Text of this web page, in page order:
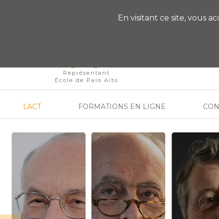
Représentant
École de Palo Alto
VOUS AVEZ DES
LACT FORMATIONS EN LIGNE
En visitant ce site, vous